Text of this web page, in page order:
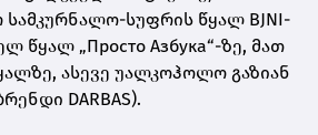
სუფრის წყალ BJNI-
წყალ „Просто Азбука“-ზე, მათ
ასევე უალკოჰოლო გაზიან
DARBAS).